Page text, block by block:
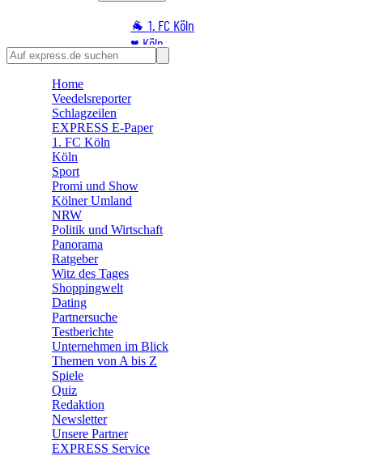
🐐 1. FC Köln
♥️ Köln
⭐ Promi
🛒 Shoppingwelt
🧩 Spiele
Home
Veedelsreporter
Schlagzeilen
EXPRESS E-Paper
1. FC Köln
Köln
Sport
Promi und Show
Kölner Umland
NRW
Politik und Wirtschaft
Panorama
Ratgeber
Witz des Tages
Shoppingwelt
Dating
Partnersuche
Testberichte
Unternehmen im Blick
Themen von A bis Z
Spiele
Quiz
Redaktion
Newsletter
Unsere Partner
EXPRESS Service